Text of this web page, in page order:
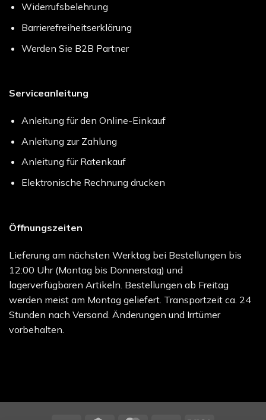
Widerrufsbelehrung
Barrierefreiheitserklärung
Werden Sie B2B Partner
Serviceanleitung
Anleitung für den Online-Einkauf
Anleitung zur Zahlung
Anleitung für Ratenkauf
Elektronische Rechnung drucken
Öffnungszeiten
Lieferung am nächsten Werktag bei Bestellungen bis
12:00 Uhr (Montag bis Donnerstag) und
lagerverfügbaren Artikeln. Bestellungen ab Freitag
werden meist am Montag geliefert. Transportzeit ca. 24
Stunden nach Versand. Änderungen und Irrtümer
vorbehalten.